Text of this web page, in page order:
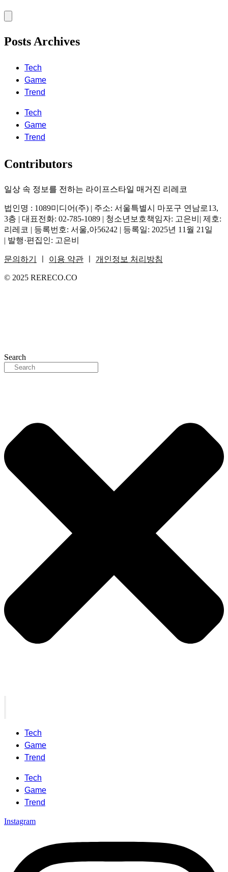
Posts Archives
Tech
Game
Trend
Tech
Game
Trend
Contributors
일상 속 정보를 전하는 라이프스타일 매거진 리레코
법인명 : 1089미디어(주) | 주소: 서울특별시 마포구 연남로13,
3층 | 대표전화: 02-785-1089 | 청소년보호책임자: 고은비| 제호:
리레코 | 등록번호: 서울,아56242 | 등록일: 2025년 11월 21일
| 발행·편집인: 고은비
문의하기 이용 약관 개인정보 처리방침
© 2025 RERECO.CO
Search
Tech
Game
Trend
Tech
Game
Trend
Instagram